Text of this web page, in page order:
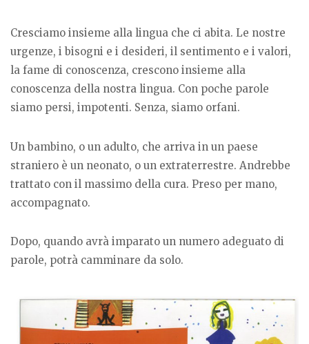
Cresciamo insieme alla lingua che ci abita. Le nostre
urgenze, i bisogni e i desideri, il sentimento e i valori,
la fame di conoscenza, crescono insieme alla
conoscenza della nostra lingua. Con poche parole
siamo persi, impotenti. Senza, siamo orfani.
Un bambino, o un adulto, che arriva in un paese
straniero è un neonato, o un extraterrestre. Andrebbe
trattato con il massimo della cura. Preso per mano,
accompagnato.
Dopo, quando avrà imparato un numero adeguato di
parole, potrà camminare da solo.